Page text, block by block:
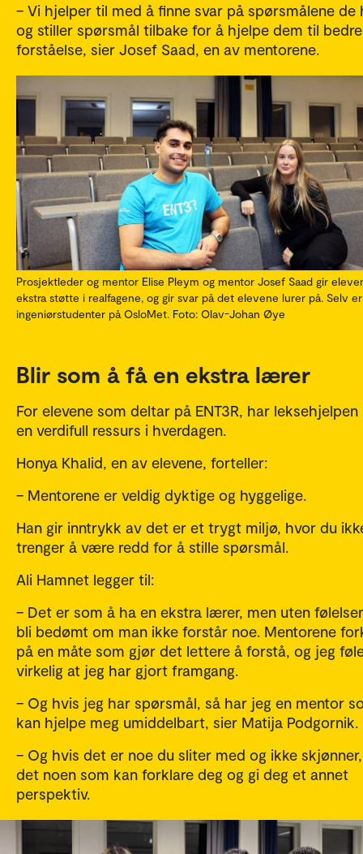
– Vi hjelper til med å finne svar på spørsmålene de
og stiller spørsmål tilbake for å hjelpe dem til bedre
forståelse, sier Josef Saad, en av mentorene.
Prosjektleder og mentor Elise Pleym og mentor Josef Saad gir
ekstra støtte i realfagene, og gir svar på det elevene lurer på. Selv
ingeniørstudenter på OsloMet. Foto: Olav-Johan Øye
Blir som å få en ekstra lærer
For elevene som deltar på ENT3R, har
en verdifull ressurs i hverdagen.
Honya Khalid, en av elevene, forteller:
– Mentorene er veldig dyktige og hyggelige.
Han gir inntrykk av det er et trygt miljø, hvor du
trenger å være redd for å stille spørsmål.
Ali Hamnet legger til:
– Det er som å ha en ekstra lærer, men uten
bli bedømt om man ikke forstår noe. Mentorene
på en måte som gjør det lettere å forstå, og jeg
virkelig at jeg har gjort framgang.
– Og hvis jeg har spørsmål, så har jeg en mentor
kan hjelpe meg umiddelbart, sier Matija Podgornik.
– Og hvis det er noe du sliter med og ikke
det noen som kan forklare deg og gi deg et annet
perspektiv.